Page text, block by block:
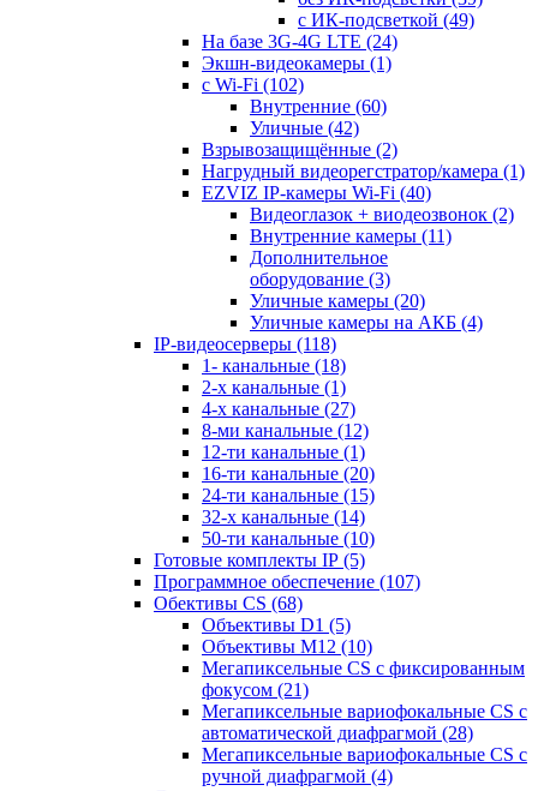
с ИК-подсветкой (49)
На базе 3G-4G LTE (24)
Экшн-видеокамеры (1)
с Wi-Fi (102)
Внутренние (60)
Уличные (42)
Взрывозащищённые (2)
Нагрудный видеорегстратор/камера (1)
EZVIZ IP-камеры Wi-Fi (40)
Видеоглазок + виодеозвонок (2)
Внутренние камеры (11)
Дополнительное
оборудование (3)
Уличные камеры (20)
Уличные камеры на АКБ (4)
IP-видеосерверы (118)
1- канальные (18)
2-х канальные (1)
4-х канальные (27)
8-ми канальные (12)
12-ти канальные (1)
16-ти канальные (20)
24-ти канальные (15)
32-х канальные (14)
50-ти канальные (10)
Готовые комплекты IP (5)
Программное обеспечение (107)
Обективы CS (68)
Объективы D1 (5)
Объективы M12 (10)
Мегапиксельные CS c фиксированным
фокусом (21)
Мегапиксельные вариофокальные CS c
автоматической диафрагмой (28)
Мегапиксельные вариофокальные CS c
ручной диафрагмой (4)